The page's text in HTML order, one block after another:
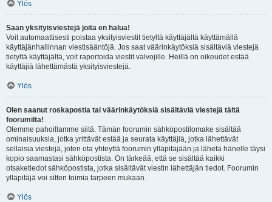
Ylös
Saan yksityisviestejä joita en halua!
Voit automaattisesti poistaa yksityisviestit tietyltä käyttäjältä käyttämällä
käyttäjänhallinnan viestisääntöjä. Jos saat väärinkäytöksiä sisältäviä viestejä
tietyltä käyttäjältä, voit raportoida viestit valvojille. Heillä on oikeudet estää
käyttäjiä lähettämästä yksityisviestejä.
Ylös
Olen saanut roskapostia tai väärinkäytöksiä sisältäviä viestejä tältä
foorumilta!
Olemme pahoillamme siitä. Tämän foorumin sähköpostilomake sisältää
ominaisuuksia, jotka yrittävät estää ja seurata käyttäjiä, jotka lähettävät
sellaisia viestejä, joten ota yhteyttä foorumin ylläpitäjään ja lähetä hänelle täysi
kopio saamastasi sähköpostista. On tärkeää, että se sisältää kaikki
otsaketiedot sähköpostista, jotka sisältävät viestin lähettäjän tiedot. Foorumin
ylläpitäjä voi sitten toimia tarpeen mukaan.
Ylös